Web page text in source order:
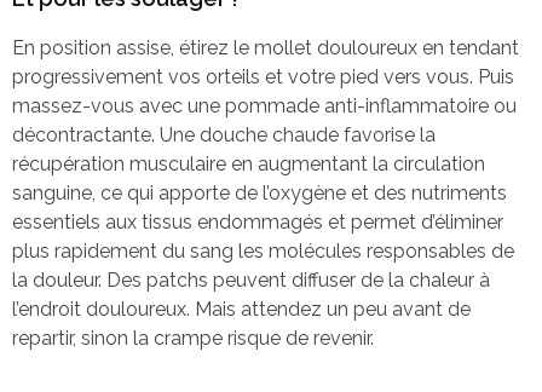
En position assise, étirez le mollet douloureux en tendant
progressivement vos orteils et votre pied vers vous. Puis
massez-vous avec une pommade anti-inflammatoire ou
décontractante. Une douche chaude favorise la
récupération musculaire en augmentant la circulation
sanguine, ce qui apporte de l’oxygène et des nutriments
essentiels aux tissus endommagés et permet d’éliminer
plus rapidement du sang les molécules responsables de
la douleur. Des patchs peuvent diffuser de la chaleur à
l’endroit douloureux. Mais attendez un peu avant de
repartir, sinon la crampe risque de revenir.